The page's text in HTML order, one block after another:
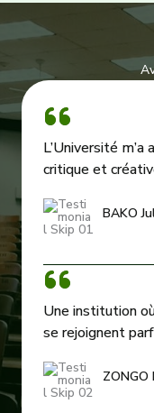
L’Université
critique et
BAKO
Une institution
se rejoignent
ZONGO